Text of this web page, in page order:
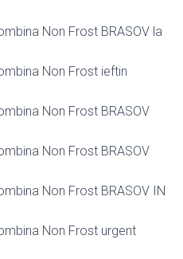
Non Frost BRASOV la
Non Frost ieftin
Non Frost BRASOV
Non Frost BRASOV
Non Frost BRASOV IN
Non Frost urgent